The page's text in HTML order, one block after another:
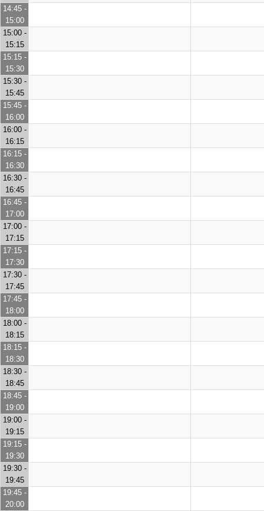
14:45 -
15:00
15:00 -
15:15
15:15 -
15:30
15:30 -
15:45
15:45 -
16:00
16:00 -
16:15
16:15 -
16:30
16:30 -
16:45
16:45 -
17:00
17:00 -
17:15
17:15 -
17:30
17:30 -
17:45
17:45 -
18:00
18:00 -
18:15
18:15 -
18:30
18:30 -
18:45
18:45 -
19:00
19:00 -
19:15
19:15 -
19:30
19:30 -
19:45
19:45 -
20:00